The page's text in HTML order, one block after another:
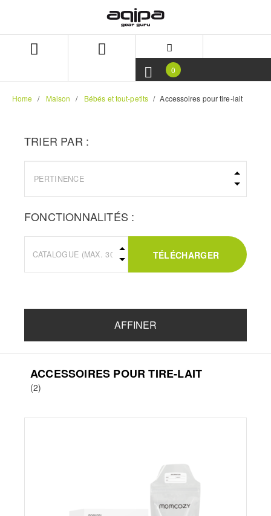
contenu
navigation
0
Home Maison Bébés et tout-petits Accessoires pour tire-lait
TRIER PAR :
FONCTIONNALITÉS :
TÉLÉCHARGER
AFFINER
ACCESSOIRES POUR TIRE-LAIT
(2)